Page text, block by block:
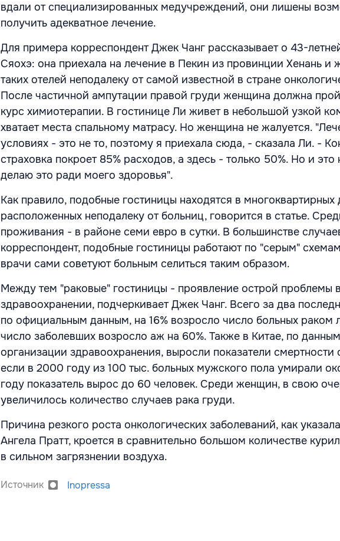
вдали от специализированных медучреждений, они лишены
получить адекватное лечение.
Для примера корреспондент Джек Чанг рассказывает о 43-
Сяохэ: она приехала на лечение в Пекин из провинции Хенань и
таких отелей неподалеку от самой известной в стране
После частичной ампутации правой груди женщина должна
курс химиотерапии. В гостинице Ли живет в небольшой узкой
хватает места спальному матрасу. Но женщина не жалуется.
условиях - это не то, поэтому я приехала сюда, - сказала Ли. -
страховка покроет 85% расходов, а здесь - только 50%. Но и это
делаю это ради моего здоровья".
Как правило, подобные гостиницы находятся в многоквартирных
расположенных неподалеку от больниц, говорится в статье.
проживания - в районе семи евро в сутки. В большинстве
корреспондент, подобные гостиницы работают по "серым"
врачи сами советуют больным селиться таким образом.
Между тем "раковые" гостиницы - проявление острой проблемы
здравоохранении, подчеркивает Джек Чанг. Всего за два
по официальным данным, на 16% возросло число больных раком
число заболевших возросло аж на 60%. Также в Китае, по
организации здравоохранения, выросли показатели смертности
если в 2000 году из 100 тыс. больных мужского пола умирали
году показатель вырос до 60 человек. Среди женщин, в свою
увеличилось количество случаев рака груди.
Причина резкого роста онкологических заболеваний, как
Ангела Пратт, кроется в сравнительно большом количестве
в сильном загрязнении воздуха.
Источник Inopressa